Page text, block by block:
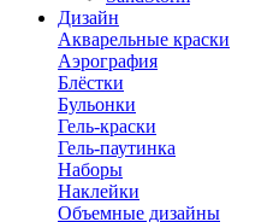
Дизайн
Акварельные краски
Аэрография
Блёстки
Бульонки
Гель-краски
Гель-паутинка
Наборы
Наклейки
Объемные дизайны